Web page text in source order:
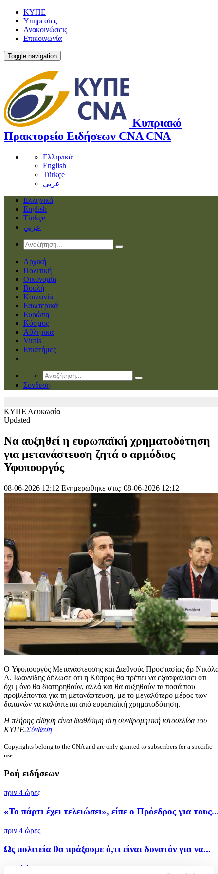
ΚΥΠΕ
Υπηρεσίες
Ανακοινώσεις
Επικοινωνία
Toggle navigation
Κυπριακό
Πρακτορείο Ειδήσεων CNA CNA
Ελληνικά
English
Türkçe
عربي
Ελληνικά
English
Türkçe
عربي
Αρχική
Πολιτική
Οικονομία
Βουλή
Κοινωνία
Εσωτερικά
Ευρώπη
Κόσμος
Αθλητικά
Virals
Επιστήμες
Σύνδεση
ΚΥΠΕ Λευκωσία
Updated
Να αυξηθεί η ευρωπαϊκή χρηματοδότηση
για μετανάστευση ζητά ο αρμόδιος
Υφυπουργός
08-06-2026 12:12 Ενημερώθηκε στις: 08-06-2026 12:12
O Υφυπουργός Μετανάστευσης και Διεθνούς Προστασίας δρ
Α. Ιωαννίδης δήλωσε ότι η Κύπρος θα πρέπει να εξασφαλίσει ότι
όχι μόνο θα διατηρηθούν, αλλά και θα αυξηθούν τα ποσά που
προβλέπονται για τη μετανάστευση, με το μεγαλύτερο μέρος των
δαπανών να καλύπτεται από ευρωπαϊκή χρηματοδότηση.
Η πλήρης είδηση είναι διαθέσιμη στη συνδρομητική ιστοσελίδα του
ΚΥΠΕ.Σύνδεση
Copyrights belong to the CNA and are only granted to subscribers for a specific
use.
Ροή ειδήσεων
πριν 4 ώρες
«Το πάρτι έχει τελειώσει», είπε ο Πρόεδρος για
πριν 4 ώρες
Ως πολιτεία θα πράξουμε ό,τι είναι δυνατόν για να...
πριν 4 ώρες